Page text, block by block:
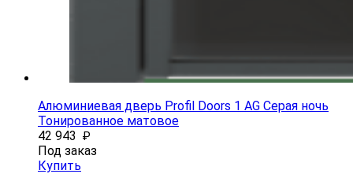
Алюминиевая дверь Profil Doors 1 AG Серая ночь
Тонированное матовое
42 943 ₽
Под заказ
Купить